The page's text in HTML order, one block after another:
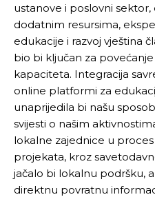
ustanove i poslovni
dodatnim resursima,
edukacije i razvoj vještina
bio bi ključan za
kapaciteta. Integracija
online platformi za
unaprijedila bi našu
svijesti o našim
lokalne zajednice u
projekata, kroz
jačalo bi lokalnu podršku,
direktnu povratnu